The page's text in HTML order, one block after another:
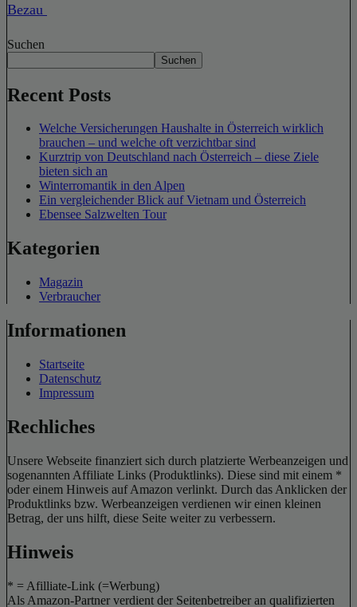
Bezau
Suchen
Suchen
Recent Posts
Welche Versicherungen Haushalte in Österreich wirklich
brauchen – und welche oft verzichtbar sind
Kurztrip von Deutschland nach Österreich – diese Ziele
bieten sich an
Winterromantik in den Alpen
Ein vergleichender Blick auf Vietnam und Österreich
Ebensee Salzwelten Tour
Kategorien
Magazin
Verbraucher
Informationen
Startseite
Datenschutz
Impressum
Rechliches
Unsere Webseite finanziert sich durch platzierte Werbeanzeigen und
sogenannten Affiliate Links (Produktlinks). Diese sind mit einem *
oder einem Hinweis auf Amazon verlinkt. Durch das Anklicken der
Produktlinks bzw. Werbeanzeigen verdienen wir einen kleinen
Betrag, der uns hilft, diese Seite weiter zu verbessern.
Hinweis
* = Afilliate-Link (=Werbung)
Als Amazon-Partner verdient der Seitenbetreiber an qualifizierten